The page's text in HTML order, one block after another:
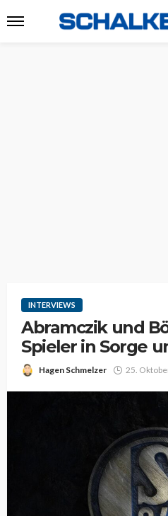
INTERVIEWS
Abramczik und
Spieler in Sorge
Hagen Schmelzer 25.